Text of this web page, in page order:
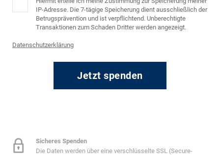
IP-Adresse. Die 7-tägige Speicherung dient ausschließlich der
Betrugsprävention und ist verpflichtend. Unberechtigte
Transaktionen zum Schaden Dritter werden angezeigt.
Datenschutzerklärung
Jetzt spenden
Sicheres Spenden
Die Daten werden über eine verschlüsselte SSL (Secure-